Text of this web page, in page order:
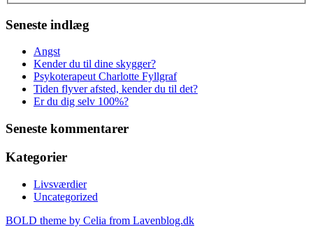
Seneste indlæg
Angst
Kender du til dine skygger?
Psykoterapeut Charlotte Fyllgraf
Tiden flyver afsted, kender du til det?
Er du dig selv 100%?
Seneste kommentarer
Kategorier
Livsværdier
Uncategorized
BOLD theme by Celia from Lavenblog.dk